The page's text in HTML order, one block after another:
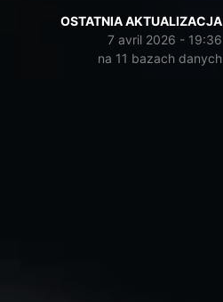
OSTATNIA AKTUALIZACJA
7 avril 2026 - 19:36
na 11 bazach danych